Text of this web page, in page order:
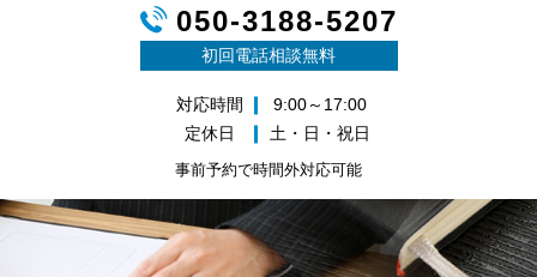
050-3188-5207
初回電話相談無料
対応時間
9:00～17:00
定休日
土・日・祝日
事前予約で時間外対応可能